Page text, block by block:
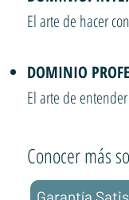
El arte de hacer
DOMINIO
El arte de
Conocer más